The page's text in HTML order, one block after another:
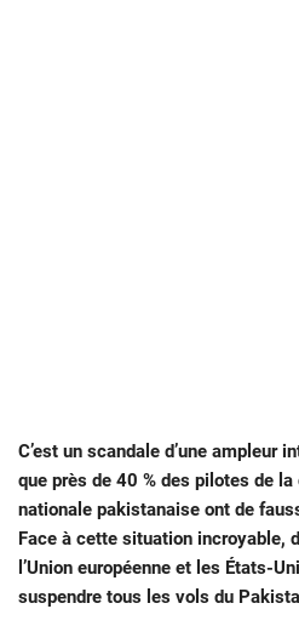
C’est un scandale d’une ampleur
que près de 40 % des pilotes de
nationale pakistanaise ont de
Face à cette situation incroyable,
l’Union européenne et les États-
suspendre tous les vols du